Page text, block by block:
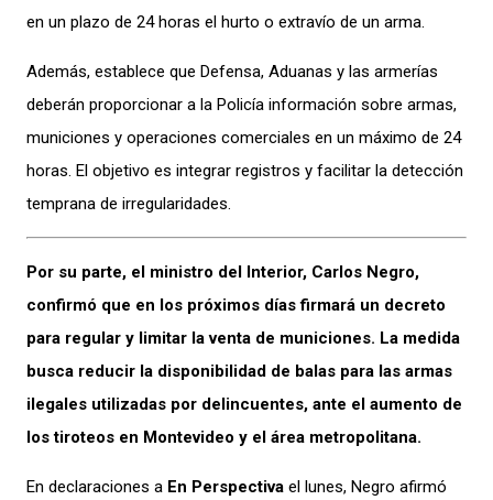
en un plazo de 24 horas el hurto o extravío de un arma.
Además, establece que Defensa, Aduanas y las armerías
deberán proporcionar a la Policía información sobre armas,
municiones y operaciones comerciales en un máximo de 24
horas. El objetivo es integrar registros y facilitar la detección
temprana de irregularidades.
Por su parte, el ministro del Interior, Carlos Negro,
confirmó que en los próximos días firmará un decreto
para regular y limitar la venta de municiones. La medida
busca reducir la disponibilidad de balas para las armas
ilegales utilizadas por delincuentes, ante el aumento de
los tiroteos en Montevideo y el área metropolitana.
En declaraciones a En Perspectiva el lunes, Negro afirmó